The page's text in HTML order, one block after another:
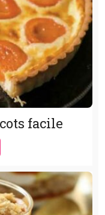
facile